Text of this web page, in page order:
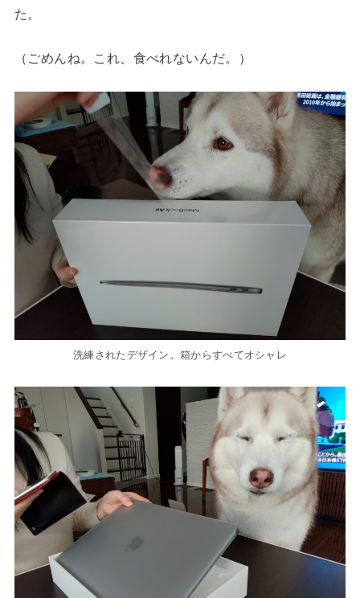
た。
（ごめんね。これ、食べれないんだ。）
洗練されたデザイン。箱からすべてオシャレ